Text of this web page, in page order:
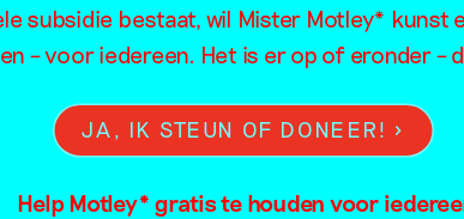
subsidie bestaat, wil Mister Motley* kunst
– voor iedereen. Het is er op of eronder –
JA, IK STEUN OF DONEER!
Help Motley* gratis te houden voor